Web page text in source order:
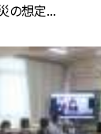
の想定...